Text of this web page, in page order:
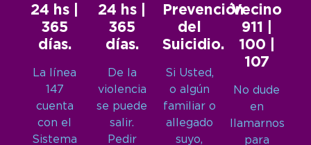
24 hs |
365
días.
La línea
147
cuenta
con el
Sistema
24 hs |
365
días.
De la
violencia
se puede
salir.
Pedir
Prevención
del
Suicidio.
Si Usted,
o algún
familiar o
allegado
suyo,
Vecino
911 |
100 |
107
No dude
en
llamarnos
para